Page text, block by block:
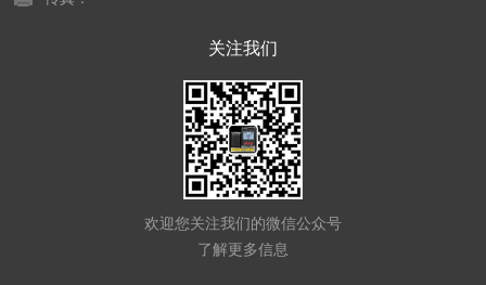
关注我们
欢迎您关注我们的微信公众号
了解更多信息